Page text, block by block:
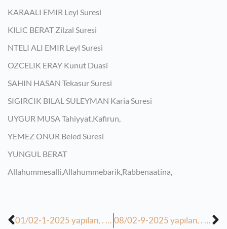
KARAALI EMIR Leyl Suresi
KILIC BERAT Zilzal Suresi
NTELI ALI EMIR Leyl Suresi
OZCELIK ERAY Kunut Duasi
SAHIN HASAN Tekasur Suresi
SIGIRCIK BILAL SULEYMAN Karia Suresi
UYGUR MUSA Tahiyyat,Kafirun,
YEMEZ ONUR Beled Suresi
YUNGUL BERAT
Allahummesalli,Allahummebarik,Rabbenaatina,
01/02-1-2025 yapılan, . 08/09- 02-2025 tarihinde yapılacak derslerin ödevi 08/02-9-2025 yapılan, . 15/16- 02-2025 tarihinde yapılacak derslerin ödevi